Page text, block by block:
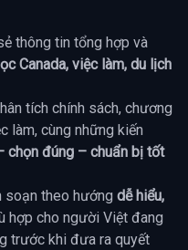
thông tin tổng hợp và
Canada, việc làm, du lịch
tích chính sách, chương
làm, cùng những kiến
chọn đúng – chuẩn bị tốt
theo hướng dễ hiểu,
hợp cho người Việt đang
trước khi đưa ra quyết